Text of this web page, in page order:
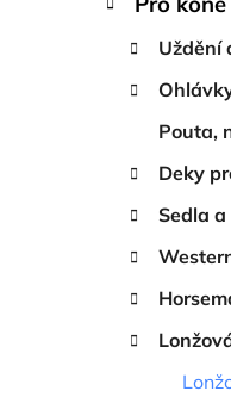
s
Uždění
Pouta,
Deky
Sedla